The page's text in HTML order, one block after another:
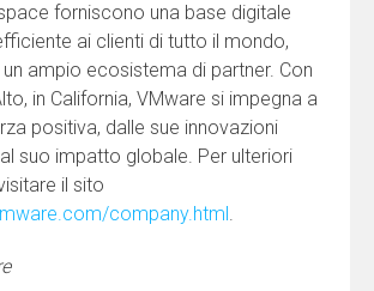
forniscono una base digitale
ai clienti di tutto il mondo,
ampio ecosistema di partner. Con
in California, VMware si impegna a
positiva, dalle sue innovazioni
suo impatto globale. Per ulteriori
il sito
company.html.